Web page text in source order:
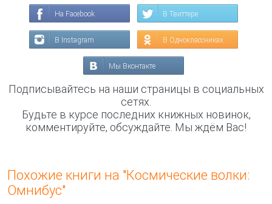
На Facebook В Твиттере
В Instagram В Одноклассниках
Мы Вконтакте
Подписывайтесь на наши страницы в социальных
сетях.
Будьте в курсе последних книжных новинок,
комментируйте, обсуждайте. Мы ждём Вас!
Похожие книги на "Космические волки:
Омнибус"